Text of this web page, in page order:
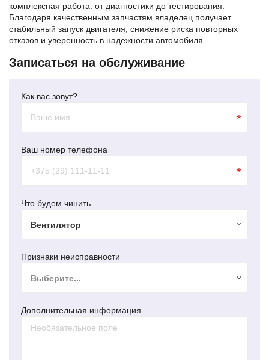
комплексная работа: от диагностики до тестирования.
Благодаря качественным запчастям владелец получает
стабильный запуск двигателя, снижение риска повторных
отказов и уверенность в надежности автомобиля.
Записаться на обслуживание
Как вас зовут?
*
Ваш номер телефона
*
Что будем чинить
Вентилятор
Признаки неисправности
Выберите...
Дополнительная информация